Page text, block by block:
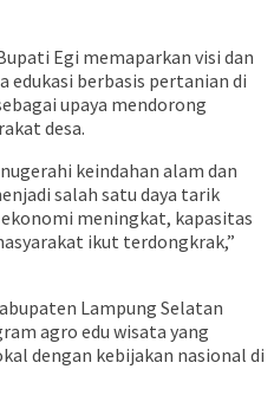
Egi memaparkan visi dan
berbasis pertanian di
upaya mendorong
desa.
keindahan alam dan
salah satu daya tarik
meningkat, kapasitas
ikut terdongkrak,”
Lampung Selatan
agro edu wisata yang
dengan kebijakan nasional di